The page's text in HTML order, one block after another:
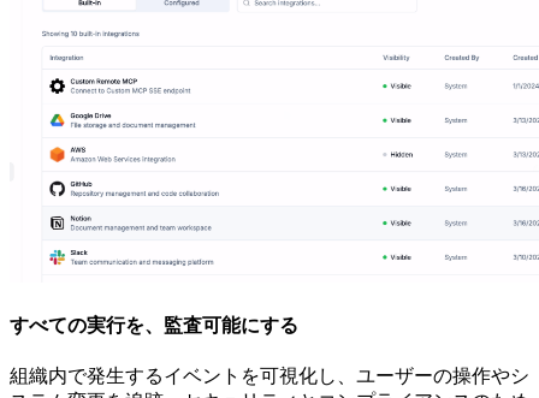
すべての実行を、監査可能にする
組織内で発生するイベントを可視化し、ユーザーの操作やシ